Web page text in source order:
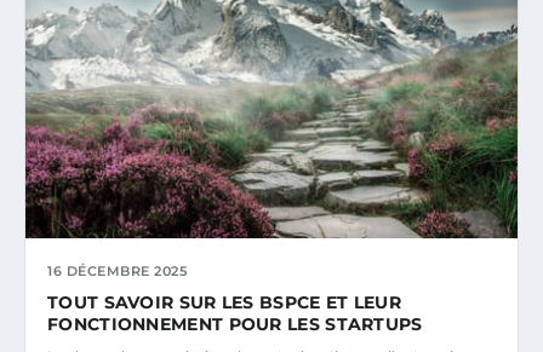
16 DÉCEMBRE 2025
TOUT SAVOIR SUR LES BSPCE ET LEUR
FONCTIONNEMENT POUR LES STARTUPS